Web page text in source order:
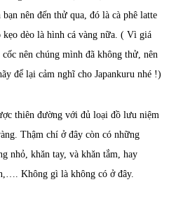
nên đến thử qua, đó là cà phê latte
kẹo dèo là hình cá vàng nữa. ( Vì giá
nên chúng mình đã không thử, nên
để lại cảm nghĩ cho Japankuru nhé !)
thiên đường với đủ loại đồ lưu niệm
Thậm chí ở đây còn có những
nhỏ, khăn tay, và khăn tắm, hay
Không gì là không có ở đây.